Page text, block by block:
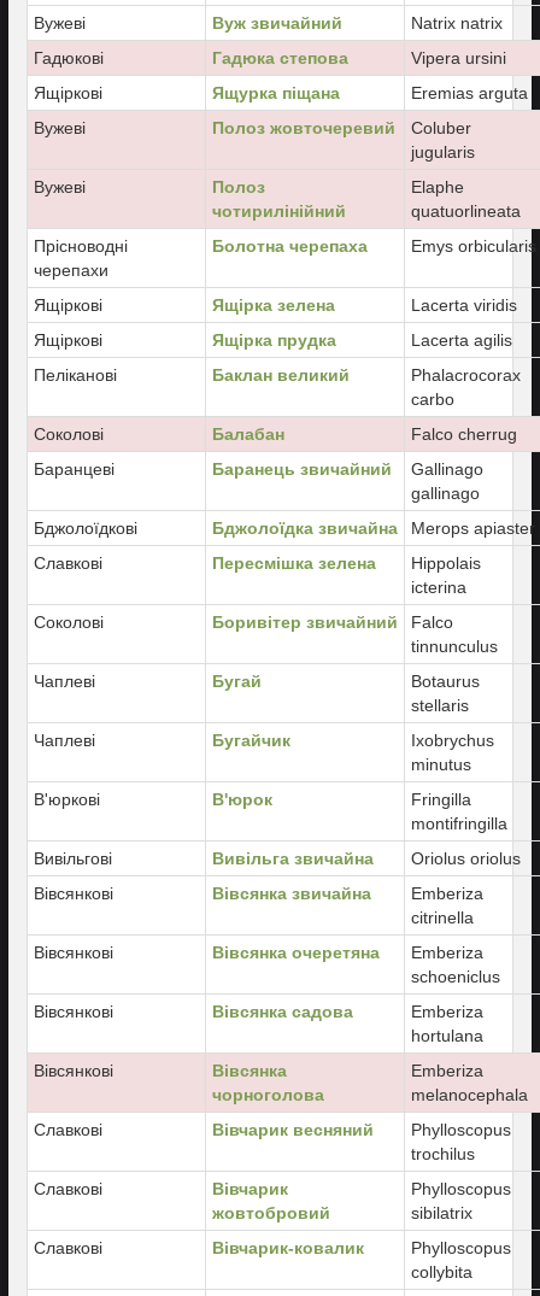
Вужеві
Вуж звичайний
Natrix natrix
Гадюкові
Гадюка степова
Vipera ursini
Ящіркові
Ящурка піщана
Eremias arguta
Вужеві
Полоз жовточеревий
Coluber
jugularis
Вужеві
Полоз
чотирилінійний
Elaphe
quatuorlineata
Прісноводні
черепахи
Болотна черепаха Emys orbicularis
Ящіркові Ящірка зелена
Lacerta viridis
Ящіркові
Ящірка прудка
Lacerta agilis
Пеліканові
Баклан великий
Phalacrocorax
carbo
Соколові
Балабан
Falco cherrug
Баранцеві
Баранець звичайний
Gallinago
gallinago
Бджолоїдкові
Бджолоїдка звичайна
Merops apiaster
Славкові
Пересмішка зелена
Hippolais
icterina
Соколові
Боривітер звичайний
Falco
tinnunculus
Чаплеві
Бугай
Botaurus
stellaris
Чаплеві
Бугайчик
Ixobrychus
minutus
В'юркові
В'юрок
Fringilla
montifringilla
Вивільгові
Вивільга звичайна
Oriolus oriolus
Вівсянкові
Вівсянка звичайна
Emberiza
citrinella
Вівсянкові
Вівсянка очеретяна
Emberiza
schoeniclus
Вівсянкові
Вівсянка садова
Emberiza
hortulana
Вівсянкові
Вівсянка
чорноголова
Emberiza
melanocephala
Славкові
Вівчарик весняний
Phylloscopus
trochilus
Славкові
Вівчарик
жовтобровий
Phylloscopus
sibilatrix
Славкові
Вівчарик-ковалик
Phylloscopus
collybita